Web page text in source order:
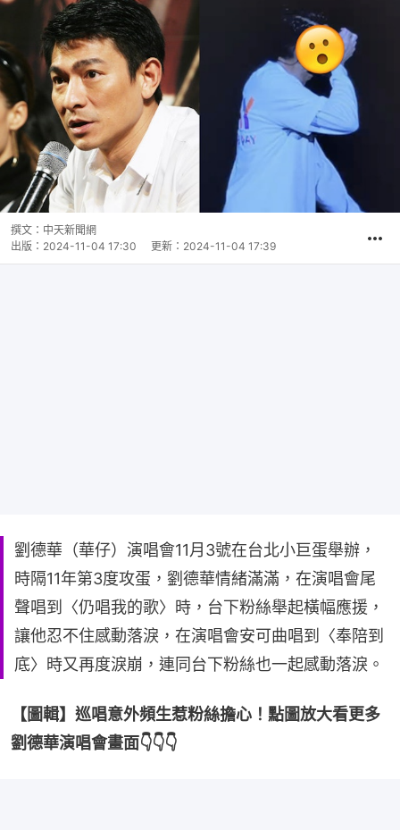
撰文： 中天新聞網
出版： 2024-11-04 17:30 更新： 2024-11-04 17:39
劉德華（華仔）演唱會11月3號在台北小巨蛋舉辦，
時隔11年第3度攻蛋，劉德華情緒滿滿，在演唱會尾
聲唱到〈仍唱我的歌〉時，台下粉絲舉起橫幅應援，
讓他忍不住感動落淚，在演唱會安可曲唱到〈奉陪到
底〉時又再度淚崩，連同台下粉絲也一起感動落淚。
【圖輯】巡唱意外頻生惹粉絲擔心！點圖放大看更多
劉德華演唱會畫面👇👇👇